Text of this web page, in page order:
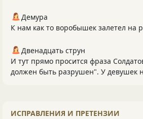
Демура
К нам как то воробышек залетел на
Двенадцать струн
И тут прямо просится фраза
должен быть разрушен". У девушек
ИСПРАВЛЕНИЯ И ПРЕТЕНЗИИ